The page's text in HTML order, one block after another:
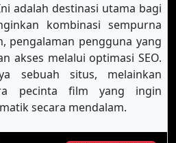
adalah destinasi utama bagi
kombinasi sempurna
pengalaman pengguna yang
akses melalui optimasi SEO.
sebuah situs, melainkan
pecinta film yang ingin
secara mendalam.